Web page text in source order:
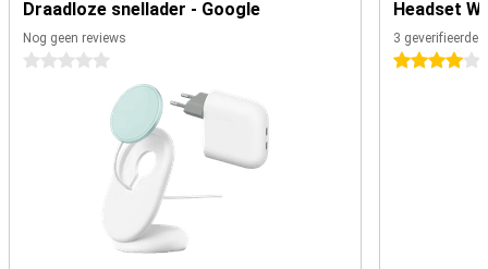
Draadloze snellader - Google
Nog geen reviews
0 sterren
Headset
3 geverifieerde
4 sterren